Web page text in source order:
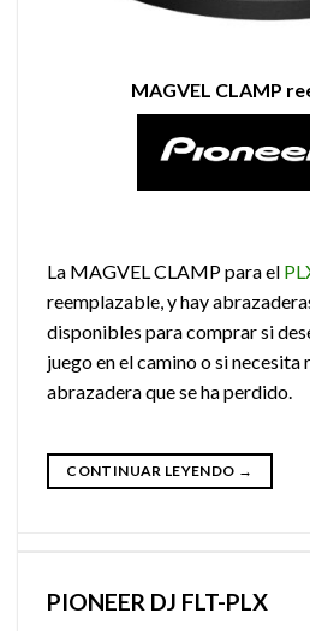
MAGVEL CLAMP
La MAGVEL CLAMP para el
reemplazable, y hay
disponibles para comprar si
juego en el camino o si necesita
abrazadera que se ha perdido.
CONTINUAR LEYENDO →
PIONEER DJ FLT-PLX